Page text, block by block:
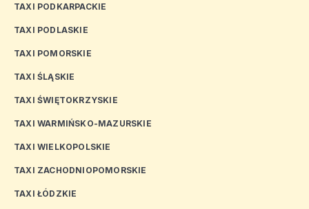
TAXI PODKARPACKIE
TAXI PODLASKIE
TAXI POMORSKIE
TAXI ŚLĄSKIE
TAXI ŚWIĘTOKRZYSKIE
TAXI WARMIŃSKO-MAZURSKIE
TAXI WIELKOPOLSKIE
TAXI ZACHODNIOPOMORSKIE
TAXI ŁÓDZKIE